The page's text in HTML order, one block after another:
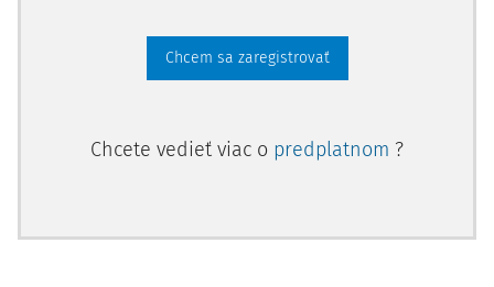
Chcem sa zaregistrovať
Chcete vedieť viac o predplatnom ?